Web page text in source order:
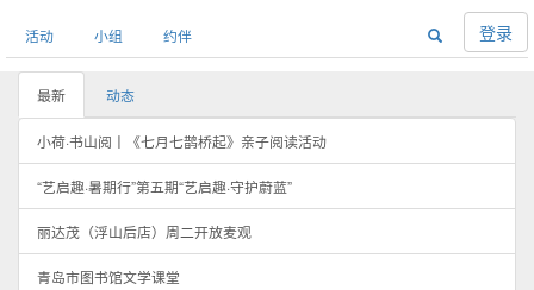
活动 小组 约伴 登录
最新 动态
小荷·书山阅丨《七月七鹊桥起》亲子阅读活动
“艺启趣·暑期行”第五期“艺启趣·守护蔚蓝”
丽达茂（浮山后店）周二开放麦观
青岛市图书馆文学课堂